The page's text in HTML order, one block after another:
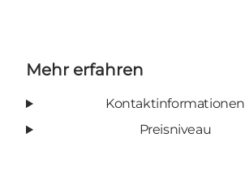
Mehr erfahren
Kontaktinformationen
Preisniveau